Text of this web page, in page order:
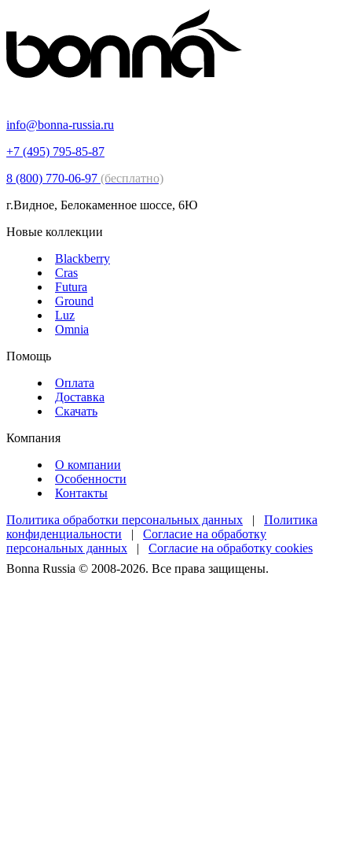
info@bonna-russia.ru
+7 (495) 795-85-87
8 (800) 770-06-97 (бесплатно)
г.Видное, Белокаменное шоссе, 6Ю
Новые коллекции
Blackberry
Cras
Futura
Ground
Luz
Omnia
Помощь
Оплата
Доставка
Скачать
Компания
О компании
Особенности
Контакты
Политика обработки персональных данных | Политика
конфиденциальности | Согласие на обработку
персональных данных | Согласие на обработку cookies
Bonna Russia © 2008-2026. Все права защищены.